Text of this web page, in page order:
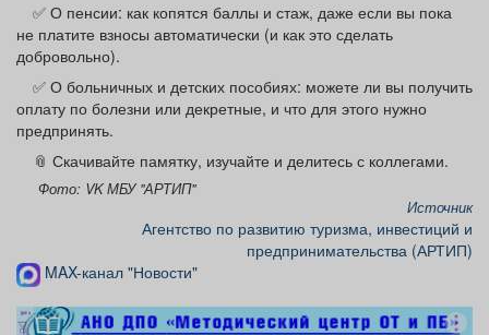
Товары Поздравления Погода
ТВ программа Я - пенсионер
✅ О пенсии: как копятся баллы и стаж, даже если вы пока
не платите взносы автоматически (и как это сделать
добровольно).
✅ О больничных и детских пособиях: можете ли вы получить
оплату по болезни или декретные, и что для этого нужно
предпринять.
📎 Скачивайте памятку, изучайте и делитесь с коллегами.
Фото: VK МБУ "АРТИП"
Источник
Агентство по развитию туризма, инвестиций и
предпринимательства (АРТИП)
MAX-канал "Новости"